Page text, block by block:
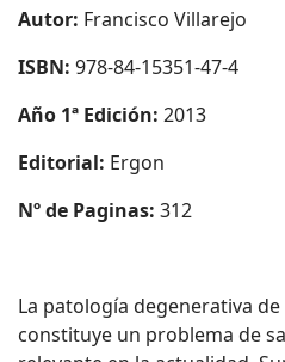
Autor: Francisco Villarejo
ISBN: 978-84-15351-47-4
Año 1ª Edición: 2013
Editorial: Ergon
Nº de Paginas: 312
La patología degenerativa
constituye un problema de